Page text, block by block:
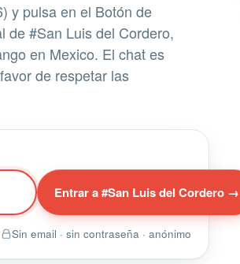
y pulsa en el Botón de
de #San Luis del Cordero,
en Mexico. El chat es
de respetar las
Entrar a #San Luis del Cordero →
Sin email · sin contraseña · anónimo